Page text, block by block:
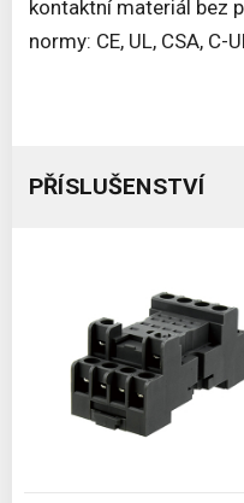
kontaktní materiál bez
normy: CE, UL, CSA, C-
PŘÍSLUŠENSTVÍ